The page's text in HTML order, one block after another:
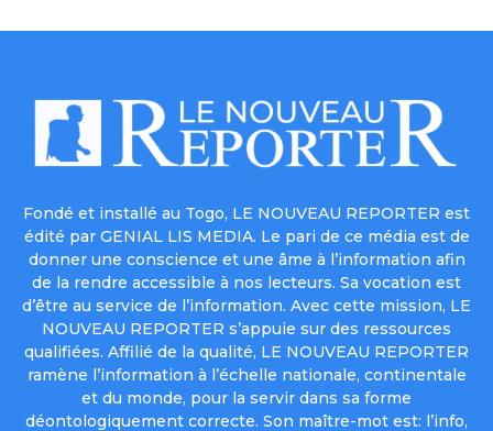
Fondé et installé au Togo, LE NOUVEAU REPORTER est
édité par GENIAL LIS MEDIA. Le pari de ce média est de
donner une conscience et une âme à l’information afin
de la rendre accessible à nos lecteurs. Sa vocation est
d’être au service de l’information. Avec cette mission, LE
NOUVEAU REPORTER s’appuie sur des ressources
qualifiées. Affilié de la qualité, LE NOUVEAU REPORTER
ramène l’information à l’échelle nationale, continentale
et du monde, pour la servir dans sa forme
déontologiquement correcte. Son maître-mot est: l’info,